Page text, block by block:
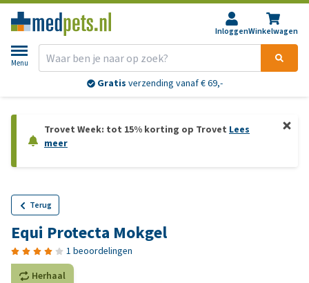
InloggenWinkelwagen
Menu
Gratis verzending vanaf € 69,-
Trovet Week: tot 15% korting op Trovet Lees
meer
Terug
Equi Protecta Mokgel
1 beoordelingen
Herhaal